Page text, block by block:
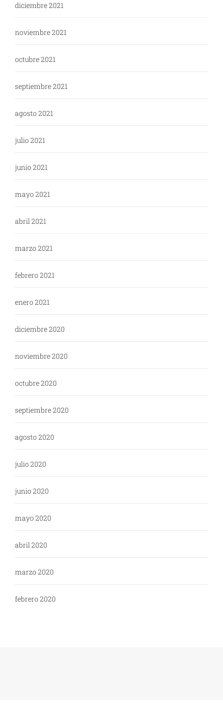
diciembre 2021
noviembre 2021
octubre 2021
septiembre 2021
agosto 2021
julio 2021
junio 2021
mayo 2021
abril 2021
marzo 2021
febrero 2021
enero 2021
diciembre 2020
noviembre 2020
octubre 2020
septiembre 2020
agosto 2020
julio 2020
junio 2020
mayo 2020
abril 2020
marzo 2020
febrero 2020